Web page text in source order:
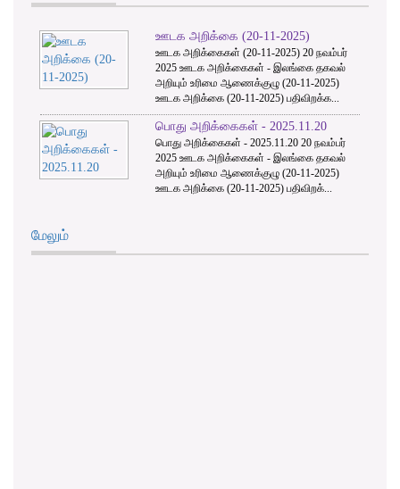
ஊடக அறிக்கை (20-11-2025)
ஊடக அறிக்கைகள் (20-11-2025) 20 நவம்பர்
2025 ஊடக அறிக்கைகள் - இலங்கை தகவல்
அறியும் உரிமை ஆணைக்குழு (20-11-2025)
ஊடக அறிக்கை (20-11-2025) பதிவிறக்க...
பொது அறிக்கைகள் - 2025.11.20
பொது அறிக்கைகள் - 2025.11.20 20 நவம்பர்
2025 ஊடக அறிக்கைகள் - இலங்கை தகவல்
அறியும் உரிமை ஆணைக்குழு (20-11-2025)
ஊடக அறிக்கை (20-11-2025) பதிவிறக்...
மேலும்